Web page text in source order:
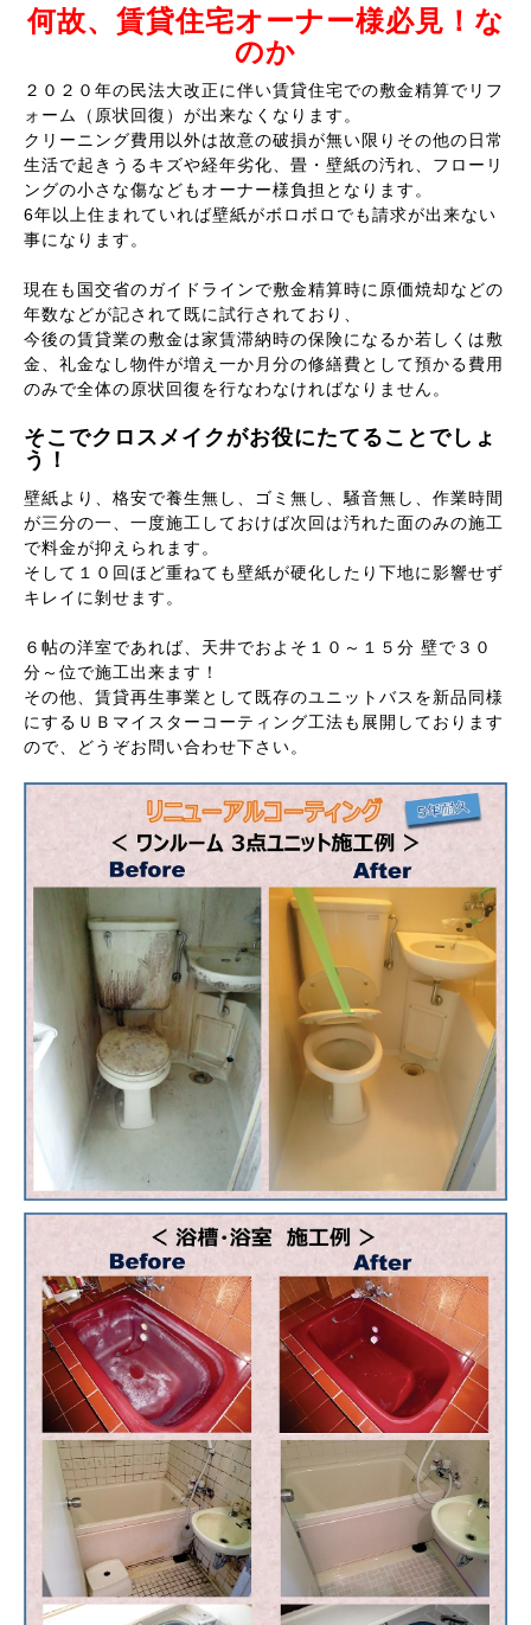
何故、賃貸住宅オーナー様必見！な
のか
２０２０年の民法大改正に伴い賃貸住宅での敷金精算でリフ
ォーム（原状回復）が出来なくなります。
クリーニング費用以外は故意の破損が無い限りその他の日常
生活で起きうるキズや経年劣化、畳・壁紙の汚れ、フローリ
ングの小さな傷などもオーナー様負担となります。
6年以上住まれていれば壁紙がボロボロでも請求が出来ない
事になります。
現在も国交省のガイドラインで敷金精算時に原価焼却などの
年数などが記されて既に試行されており、
今後の賃貸業の敷金は家賃滞納時の保険になるか若しくは敷
金、礼金なし物件が増え一か月分の修繕費として預かる費用
のみで全体の原状回復を行なわなければなりません。
そこでクロスメイクがお役にたてることでしょ
う！
壁紙より、格安で養生無し、ゴミ無し、騒音無し、作業時間
が三分の一、一度施工しておけば次回は汚れた面のみの施工
で料金が抑えられます。
そして１０回ほど重ねても壁紙が硬化したり下地に影響せず
キレイに剝せます。
６帖の洋室であれば、天井でおよそ１０～１５分 壁で３０
分～位で施工出来ます！
その他、賃貸再生事業として既存のユニットバスを新品同様
にするＵＢマイスターコーティング工法も展開しております
ので、どうぞお問い合わせ下さい。